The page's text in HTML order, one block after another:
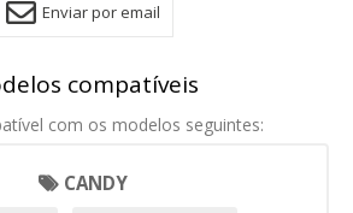
Enviar por email
compatíveis
com os modelos seguintes:
CANDY